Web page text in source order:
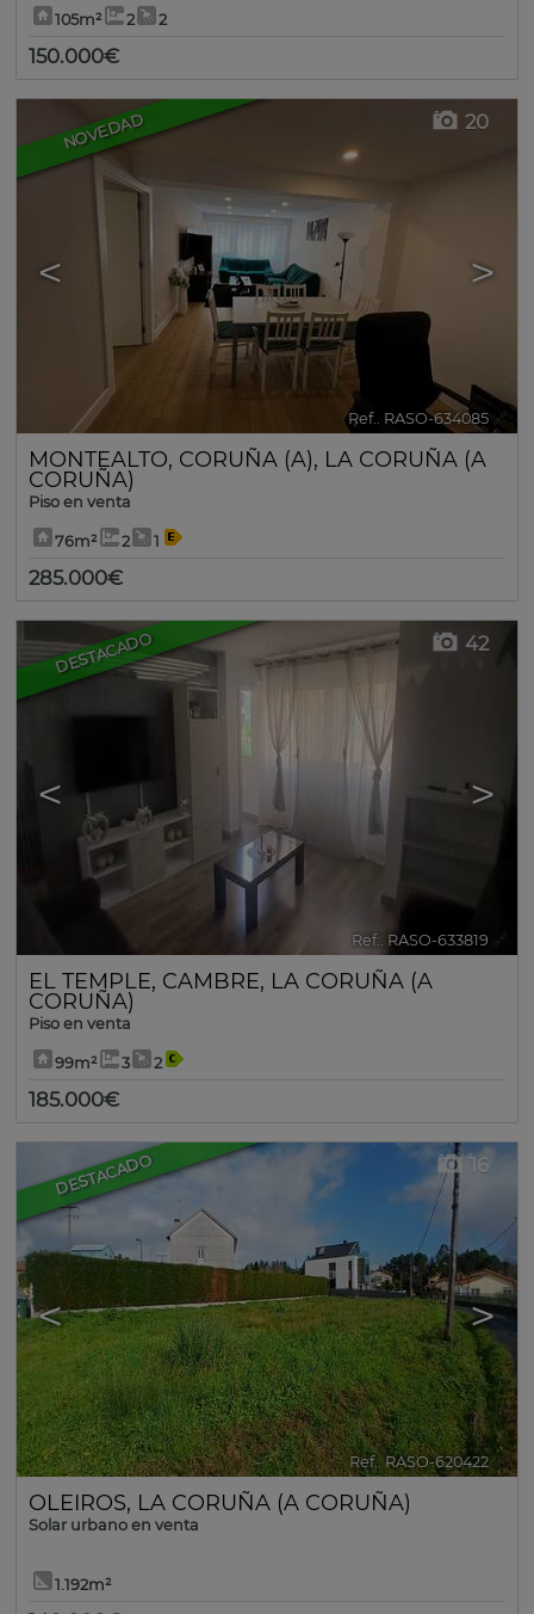
105m² 2 2
150.000€
NOVEDAD
< >
20
Ref.. RASO-634085 🔗
MONTEALTO, CORUÑA (A), LA CORUÑA (A
CORUÑA)
Piso en venta
76m² 2 1
285.000€
DESTACADO
< >
42
Ref.. RASO-633819 🔗
EL TEMPLE, CAMBRE, LA CORUÑA (A
CORUÑA)
Piso en venta
99m² 3 2
185.000€
DESTACADO
< >
16
Ref.. RASO-620422 🔗
OLEIROS, LA CORUÑA (A CORUÑA)
Solar urbano en venta
1.192m²